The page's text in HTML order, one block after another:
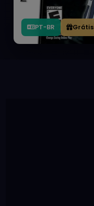
PT-BR Grátis